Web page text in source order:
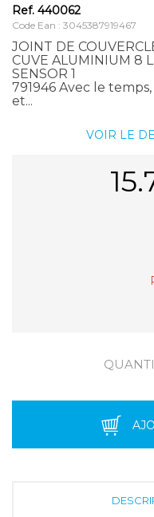
Ref. 440062
Code Ean : 3045387919467
JOINT DE
CUVE ALUMINIUM 8
SENSOR 1
791946 Avec le
et...
VOIR LE